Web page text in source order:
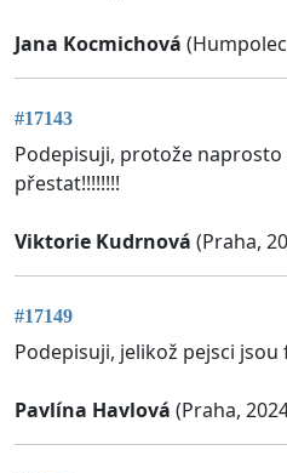
Jana Kocmichová
#17143
Podepisuji, protože
přestat!!!!!!!!
Viktorie Kudrnová (Praha,
#17149
Podepisuji, jelikož pejsci jsou
Pavlína Havlová (Praha,